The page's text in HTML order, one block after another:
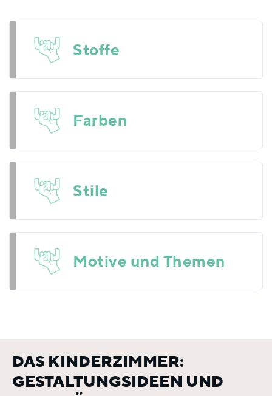
Stoffe
Farben
Stile
Motive und Themen
DAS KINDERZIMMER:
GESTALTUNGSIDEEN UND